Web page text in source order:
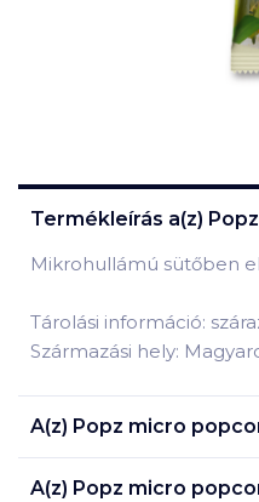
Termékleírás a(z)
Mikrohullámú sütőben
Tárolási információ:
Származási hely:
A(z) Popz micro
A(z) Popz micro